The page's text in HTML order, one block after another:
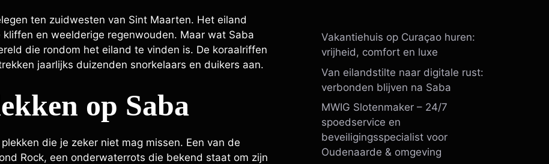
ten zuidwesten van Sint Maarten. Het eiland
en weelderige regenwouden. Maar wat Saba
die rondom het eiland te vinden is. De koraalriffen
jaarlijks duizenden snorkelaars en duikers aan.
op Saba
die je zeker niet mag missen. Een van de
Rock, een onderwaterrots die bekend staat om zijn
Vakantiehuis op Curaçao huren:
vrijheid, comfort en luxe
Van eilandstilte naar digitale rust:
verbonden blijven na Saba
MWIG Slotenmaker – 24/7
spoedservice en
beveiligingsspecialist voor
Oudenaarde & omgeving